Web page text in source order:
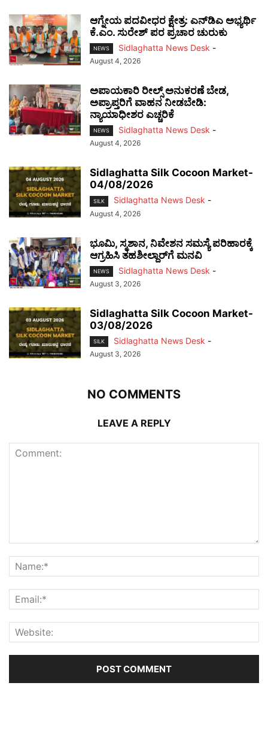
ಆಗ್ನೇಯ ಪದವೀಧರ ಕ್ಷೇತ್ರ: ಎನ್‌ಡಿಎ ಅಭ್ಯರ್ಥಿ
ಕೆ.ಎಂ. ಸುರೇಶ್ ಪರ ಪ್ರಚಾರ ಚುರುಕು
NEWS Sidlaghatta News Desk -
August 4, 2026
ಅಪಾಯಕಾರಿ ರೀಲ್ಸ್ ಅನುಕರಣೆ ಬೇಡ,
ಅಪ್ರಾಪ್ತರಿಗೆ ವಾಹನ ನೀಡಬೇಡಿ:
ನ್ಯಾಯಾಧೀಶರ ಎಚ್ಚರಿಕೆ
NEWS Sidlaghatta News Desk -
August 4, 2026
Sidlaghatta Silk Cocoon Market-
04/08/2026
SILK Sidlaghatta News Desk -
August 4, 2026
ಭೂಮಿ, ಸ್ಮಶಾನ, ನಿವೇಶನ ಸಮಸ್ಯೆ ಪರಿಹಾರಕ್ಕೆ
ಆಗ್ರಹಿಸಿ ತಹಶೀಲ್ದಾರ್‌ಗೆ ಮನವಿ
NEWS Sidlaghatta News Desk -
August 3, 2026
Sidlaghatta Silk Cocoon Market-
03/08/2026
SILK Sidlaghatta News Desk -
August 3, 2026
NO COMMENTS
LEAVE A REPLY